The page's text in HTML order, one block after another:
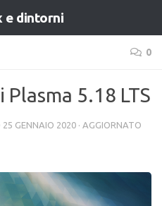
e dintorni
0
5.18 LTS
25 GENNAIO 2020 · AGGIORNATO